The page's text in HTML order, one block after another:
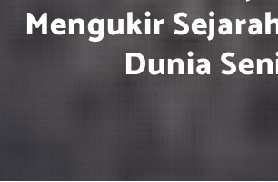
Mengukir
Dunia